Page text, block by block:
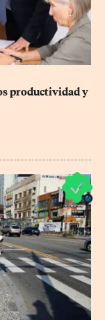
productividad y